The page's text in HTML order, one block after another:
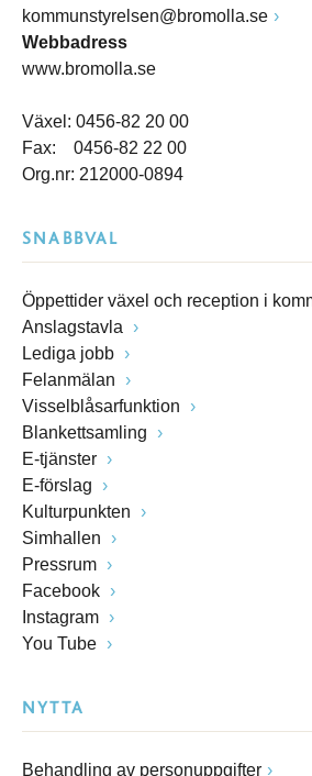
kommunstyrelsen@bromolla.se
Webbadress
www.bromolla.se
Växel: 0456-82 20 00
Fax: 0456-82 22 00
Org.nr: 212000-0894
SNABBVAL
Öppettider växel och reception i
Anslagstavla
Lediga jobb
Felanmälan
Visselblåsarfunktion
Blankettsamling
E-tjänster
E-förslag
Kulturpunkten
Simhallen
Pressrum
Facebook
Instagram
You Tube
NYTTA
Behandling av personuppgifter